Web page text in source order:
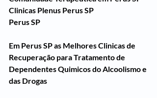
Clinicas Plenus Perus SP
Perus SP
Em Perus SP as Melhores Clinicas de
Recuperação para Tratamento de
Dependentes Quimicos do Alcoolismo e
das Drogas